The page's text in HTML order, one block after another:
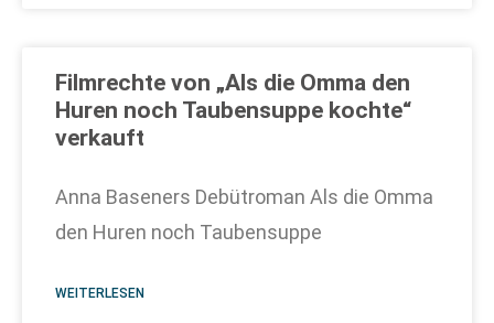
Filmrechte von „Als die Omma den
Huren noch Taubensuppe kochte“
verkauft
Anna Baseners Debütroman Als die Omma
den Huren noch Taubensuppe
WEITERLESEN